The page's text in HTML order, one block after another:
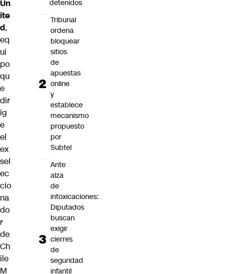
Un
ite
d,
eq
ui
po
qu
e
dir
ig
e
el
ex
sel
ec
cio
na
do
r
de
Ch
ile
M
detenidos
Tribunal
ordena
bloquear
sitios
de
apuestas
online
y
establece
mecanismo
propuesto
por
Subtel
Ante
alza
de
intoxicaciones:
Diputados
buscan
exigir
cierres
de
seguridad
infantil